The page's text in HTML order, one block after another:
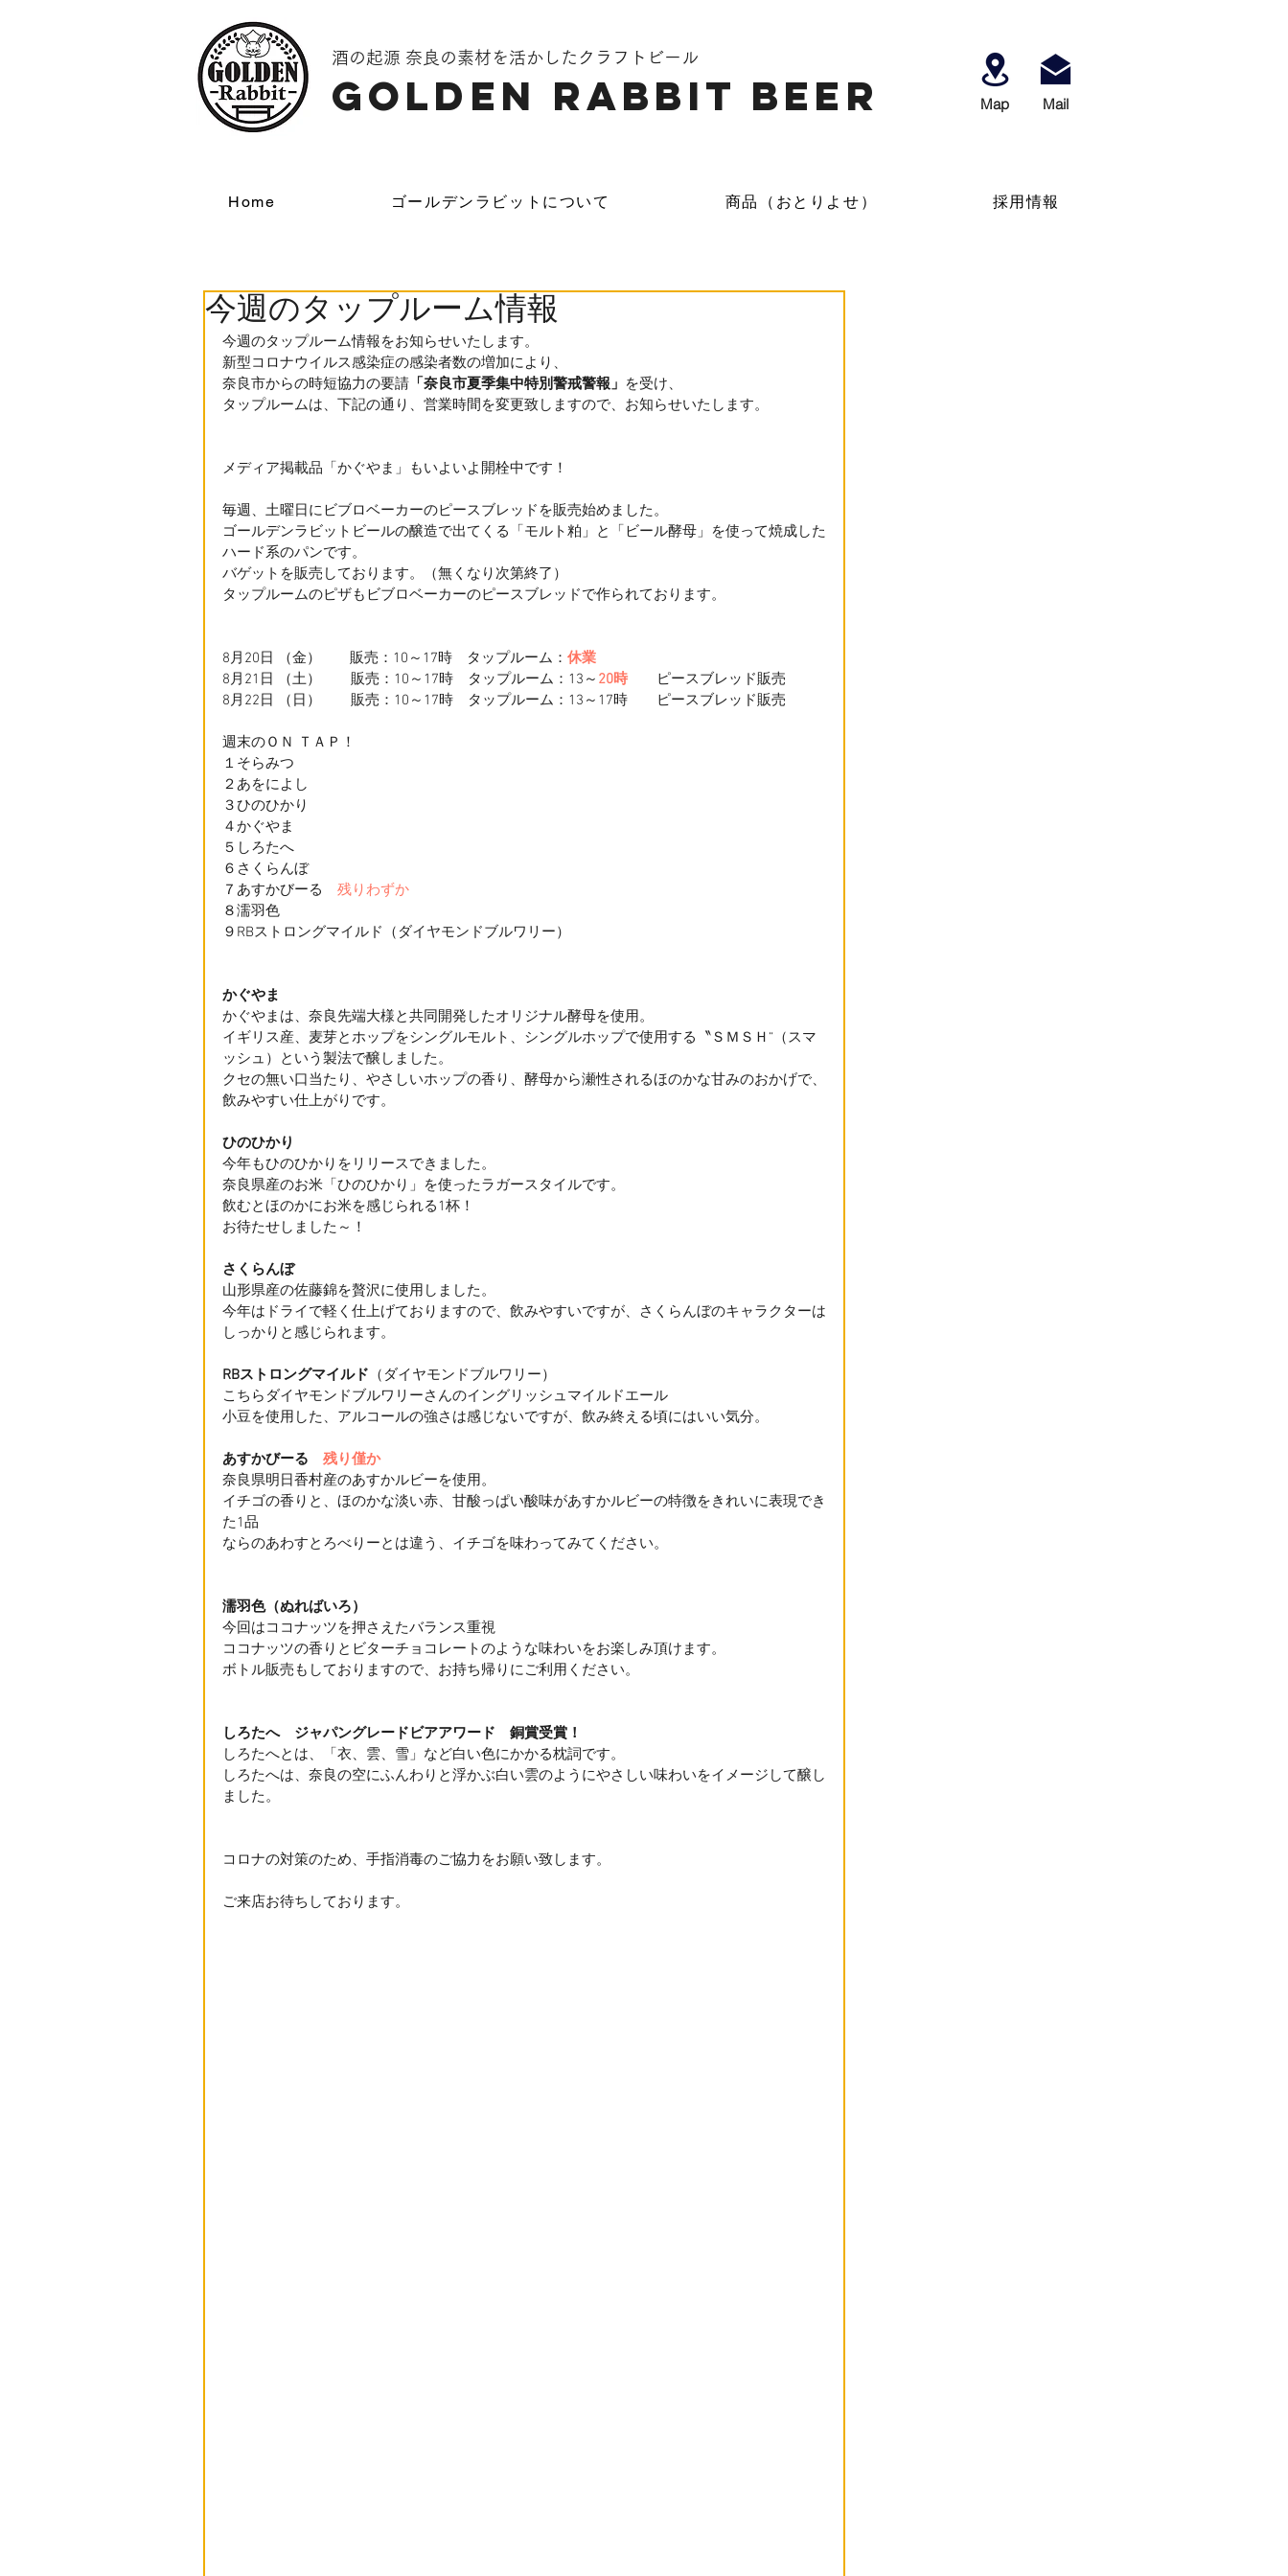
酒の起源 奈良の素材を活かしたクラフトビール
GOLDEN Rabbit Beer Map ​Mail
Home ゴールデンラビットについて 商品（おとりよせ） 採用情報
今週のタップルーム情報
今週のタップルーム情報をお知らせいたします。
新型コロナウイルス感染症の感染者数の増加により、
奈良市からの時短協力の要請 「奈良市夏季集中特別警戒警報」 を受け、
タップルームは、下記の通り、営業時間を変更致しますので、お知らせいたします。
メディア掲載品「かぐやま」もいよいよ開栓中です！
毎週、土曜日にビブロベーカーのピースブレッドを販売始めました。
ゴールデンラビットビールの醸造で出てくる「モルト粕」と「ビール酵母」を使って焼成した
ハード系のパンです。
バゲットを販売しております。（無くなり次第終了）
タップルームのピザもビブロベーカーのピースブレッドで作られております。
8月20日 （金）　　販売：10～17時　タップルーム： 休業
8月21日 （土）  　  販売：10～17時　タップルーム：13～ 20時 ピースブレッド販売
8月22日 （日） 　   販売：10～17時　タップルーム：13～17時　　ピースブレッド販売
週末のＯＮ ＴＡＰ！
１そらみつ
２あをによし
３ひのひかり
４かぐやま
５しろたへ
６さくらんぼ
７あすかびーる 残りわずか
８濡羽色
９RBストロングマイルド（ダイヤモンドブルワリー）
かぐやま
かぐやまは、奈良先端大様と共同開発したオリジナル酵母を使用。
イギリス産、麦芽とホップをシングルモルト、シングルホップで使用する〝ＳＭＳＨ“（スマ
ッシュ）という製法で醸しました。
クセの無い口当たり、やさしいホップの香り、酵母から瀬性されるほのかな甘みのおかげで、
飲みやすい仕上がりです。
ひのひかり
今年もひのひかりをリリースできました。
奈良県産のお米「ひのひかり」を使ったラガースタイルです。
飲むとほのかにお米を感じられる1杯！
お待たせしました～！
さくらんぼ
山形県産の佐藤錦を贅沢に使用しました。
今年はドライで軽く仕上げておりますので、飲みやすいですが、さくらんぼのキャラクターは
しっかりと感じられます。
RBストロングマイルド （ダイヤモンドブルワリー）
こちらダイヤモンドブルワリーさんのイングリッシュマイルドエール
小豆を使用した、アルコールの強さは感じないですが、飲み終える頃にはいい気分。
あすかびーる 残り僅か
奈良県明日香村産のあすかルビーを使用。
イチゴの香りと、ほのかな淡い赤、甘酸っぱい酸味があすかルビーの特徴をきれいに表現でき
た1品
ならのあわすとろべりーとは違う、イチゴを味わってみてください。
濡羽色（ぬればいろ）
今回はココナッツを押さえたバランス重視
ココナッツの香りとビターチョコレートのような味わいをお楽しみ頂けます。
ボトル販売もしておりますので、お持ち帰りにご利用ください。
しろたへ　ジャパングレードビアアワード　銅賞受賞！
しろたへとは、「衣、雲、雪」など白い色にかかる枕詞です。
しろたへは、奈良の空にふんわりと浮かぶ白い雲のようにやさしい味わいをイメージして醸し
ました。
コロナの対策のため、手指消毒のご協力をお願い致します。
ご来店お待ちしております。